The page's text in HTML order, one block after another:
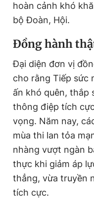
hoàn cảnh khó
bộ Đoàn, Hội.
Đồng hành
Đại diện đơn vị
cho rằng Tiếp sức
ấn khó quên, thắp
thông điệp tích
vọng. Năm nay,
mùa thi lan tỏa
nhàng vượt ngàn
thực khi giảm áp
thẳng, vừa truyền
tích cực.